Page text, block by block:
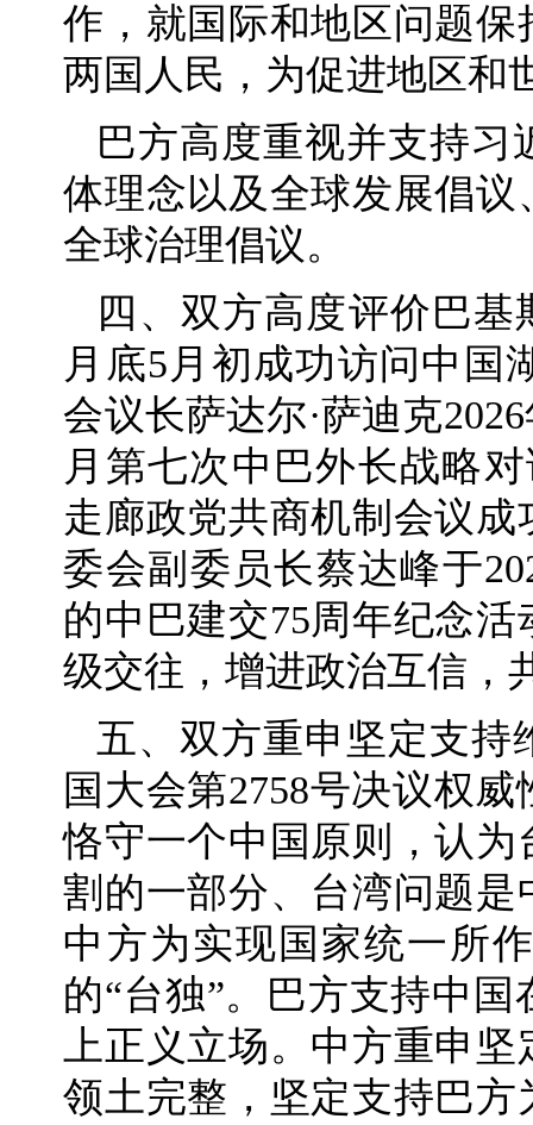
作，就国际和地区问题
两国人民，为促进地区和
巴方高度重视并支持
体理念以及全球发展倡
全球治理倡议。
四、双方高度评价巴基
月底5月初成功访问中国
会议长萨达尔·萨迪克
月第七次中巴外长战略
走廊政党共商机制会议
委会副委员长蔡达峰于
的中巴建交75周年纪念
级交往，增进政治互信，
五、双方重申坚定支持
国大会第2758号决议权
恪守一个中国原则，认
割的一部分、台湾问题
中方为实现国家统一所
的“台独”。巴方支持中
上正义立场。中方重申
领土完整，坚定支持巴